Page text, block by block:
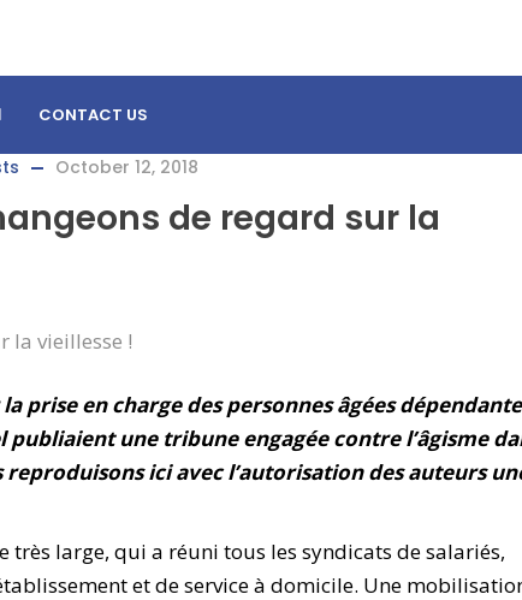
CONTACT US
October 12, 2018
de regard sur la
prise en charge des personnes âgées
une tribune engagée contre l’âgisme
ici avec l’autorisation des auteurs
très large, qui a réuni tous les syndicats de salariés,
et de service à domicile. Une